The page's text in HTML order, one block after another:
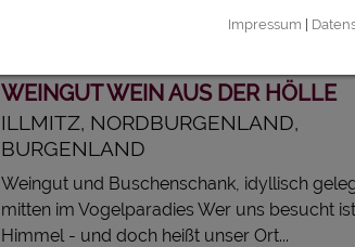
WEINGUT WEIN AUS DER HÖLLE
ILLMITZ, NORDBURGENLAND,
BURGENLAND
Weingut und Buschenschank, idyllisch
mitten im Vogelparadies Wer uns besucht
Himmel - und doch heißt unser Ort...
Impressum